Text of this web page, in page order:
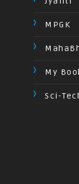
MPGK
My
Sci-